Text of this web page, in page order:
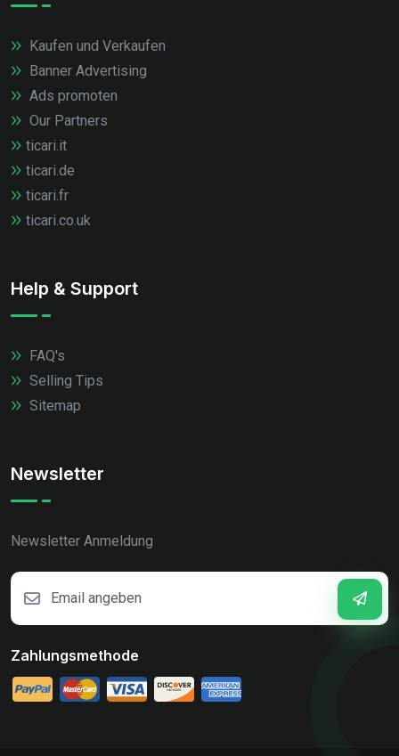
Kaufen und Verkaufen
Banner Advertising
Ads promoten
Our Partners
ticari.it
ticari.de
ticari.fr
ticari.co.uk
Help & Support
FAQ's
Selling Tips
Sitemap
Newsletter
Newsletter Anmeldung
Zahlungsmethode